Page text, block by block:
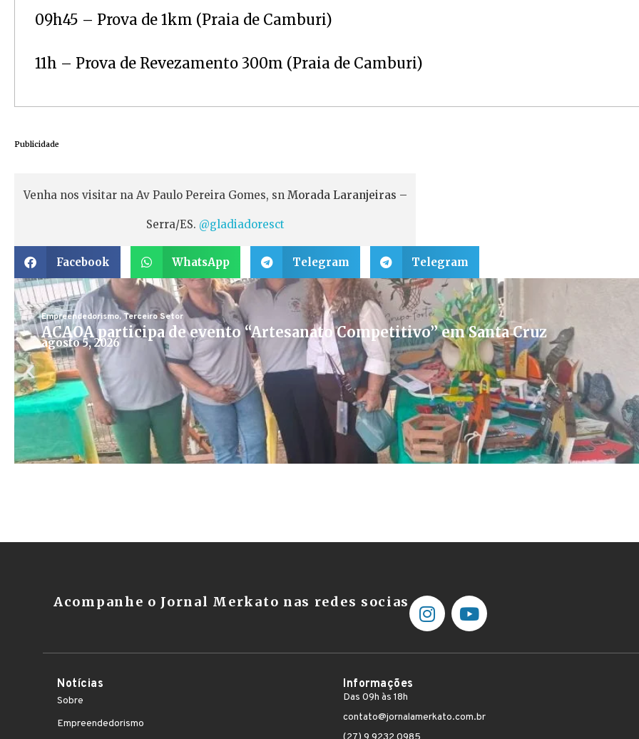
09h45 – Prova de 1km (Praia de Camburi)
11h – Prova de Revezamento 300m (Praia de Camburi)
Publicidade
Venha nos visitar na Av Paulo Pereira Gomes, sn Morada Laranjeiras –
Serra/ES. @gladiadoresct
Facebook WhatsApp Telegram Telegram
Empreendedorismo,Terceiro Setor
ACAOA participa de evento “Artesanato Competitivo” em Santa Cruz
agosto 5, 2026
Acompanhe o Jornal Merkato nas redes socias
Notícias
Sobre
Empreendedorismo
Informações
Das 09h às 18h
contato@jornalamerkato.com.br